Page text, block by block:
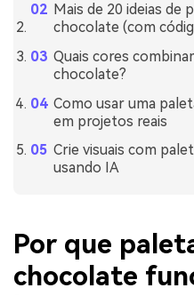
Mais de 20 ideias de
chocolate (com
Quais cores
chocolate?
Como usar uma
em projetos reais
Crie visuais com
usando IA
Por que
chocolate